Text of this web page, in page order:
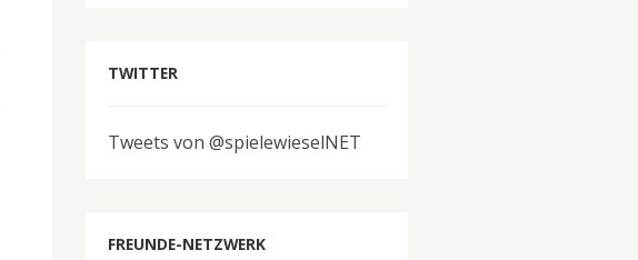
TWITTER
Tweets von @spielewieselNET
FREUNDE-NETZWERK